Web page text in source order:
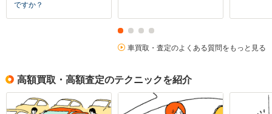
ですか？
車買取・査定のよくある質問をもっと見る
高額買取・高額査定のテクニックを紹介